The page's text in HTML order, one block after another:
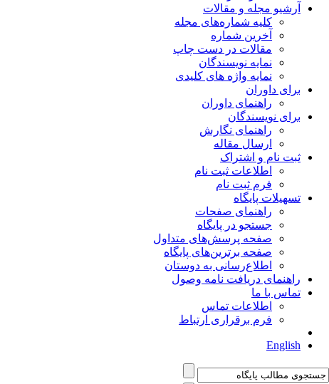
آرشیو مجله و مقالات
کلیه شماره‌های مجله
آخرین شماره
مقالات در دست چاپ
نمایه نویسندگان
نمایه واژه های کلیدی
برای داوران
راهنمای داوران
برای نویسندگان
راهنمای نگارش
ارسال مقاله
ثبت نام و اشتراک
اطلاعات ثبت نام
فرم ثبت نام
تسهیلات پایگاه
راهنمای صفحات
جستجو در پایگاه
صفحه پرسش‌های متداول
صفحه برترین‌های پایگاه
اطلاع‌رسانی به دوستان
راهنمای دریافت نامه وصول
تماس با ما
اطلاعات تماس
فرم برقراری ارتباط
English